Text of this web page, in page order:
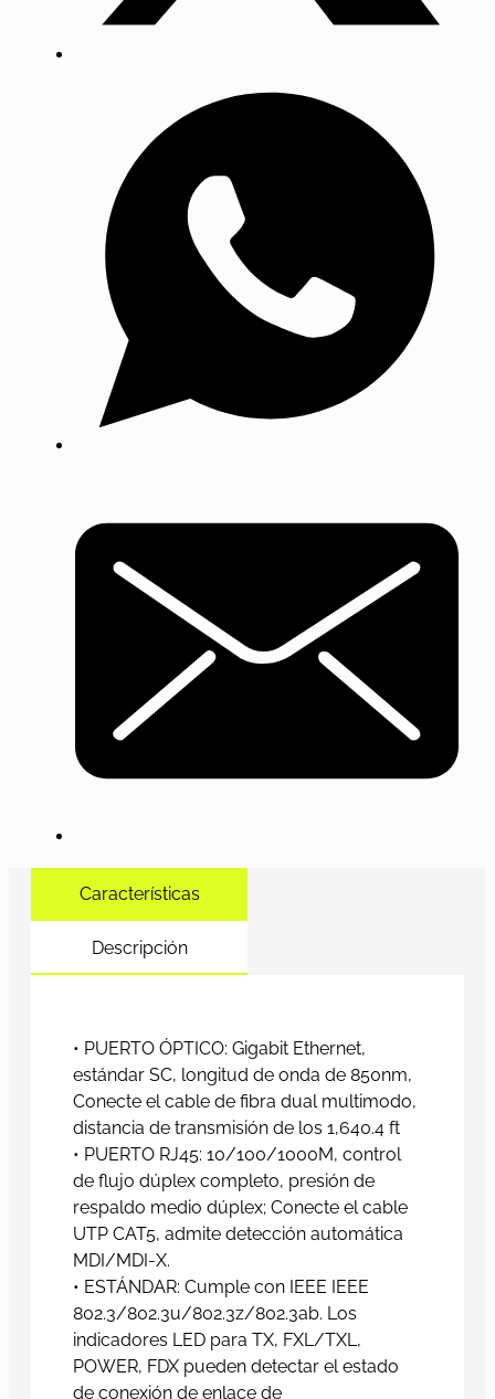
Características
Descripción
• PUERTO ÓPTICO: Gigabit Ethernet,
estándar SC, longitud de onda de 850nm,
Conecte el cable de fibra dual multimodo,
distancia de transmisión de los 1,640.4 ft
• PUERTO RJ45: 10/100/1000M, control
de flujo dúplex completo, presión de
respaldo medio dúplex; Conecte el cable
UTP CAT5, admite detección automática
MDI/MDI-X.
• ESTÁNDAR: Cumple con IEEE IEEE
802.3/802.3u/802.3z/802.3ab. Los
indicadores LED para TX, FXL/TXL,
POWER, FDX pueden detectar el estado
de conexión de enlace de